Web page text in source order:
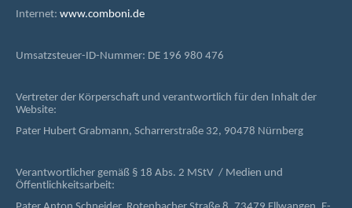
Internet: www.comboni.de
Umsatzsteuer-ID-Nummer: DE 196 980 476
Vertreter der Körperschaft und verantwortlich für den Inhalt der
Website:
Pater Hubert Grabmann, Scharrerstraße 32, 90478 Nürnberg
Verantwortlicher gemäß § 18 Abs. 2 MStV / Medien und
Öffentlichkeitsarbeit: